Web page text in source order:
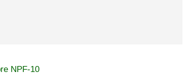
NPF-10